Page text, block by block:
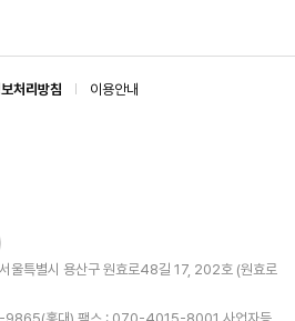
처리방침 이용안내
울특별시 용산구 원효로48길 17, 202호 (원효로